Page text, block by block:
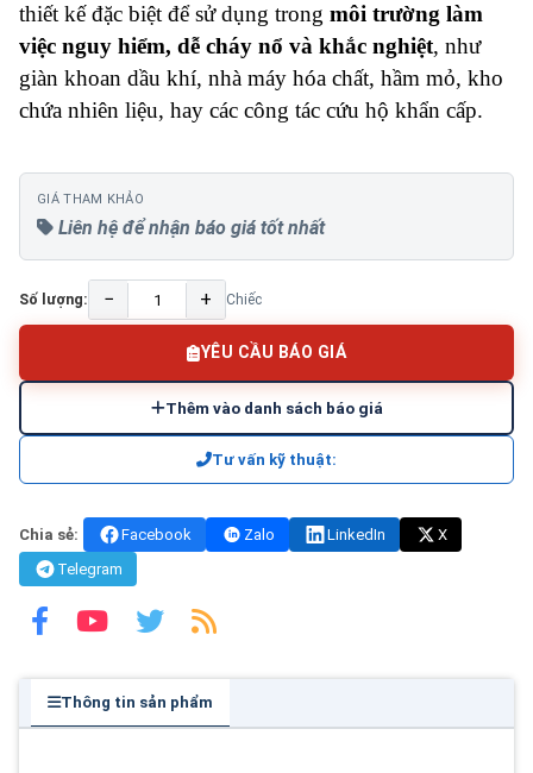
thiết kế đặc biệt để sử dụng trong môi trường làm
việc nguy hiểm, dễ cháy nổ và khắc nghiệt, như
giàn khoan dầu khí, nhà máy hóa chất, hầm mỏ, kho
chứa nhiên liệu, hay các công tác cứu hộ khẩn cấp.
GIÁ THAM KHẢO
Liên hệ để nhận báo giá tốt nhất
Số lượng: − + Chiếc
YÊU CẦU BÁO GIÁ
Thêm vào danh sách báo giá
Tư vấn kỹ thuật:
Chia sẻ: Facebook Zalo LinkedIn
X
Telegram
Thông tin sản phẩm